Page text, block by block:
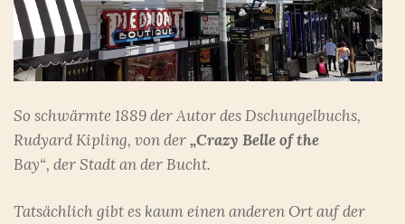
So schwärmte 1889 der Autor des Dschungelbuchs,
Rudyard Kipling, von der„Crazy Belle of the
Bay“, der Stadt an der Bucht.
Tatsächlich gibt es kaum einen anderen Ort auf der